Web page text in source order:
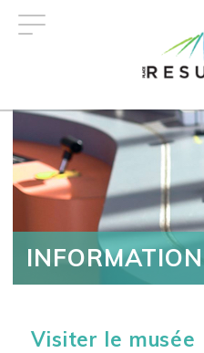
INFORMATION
Visiter le musée